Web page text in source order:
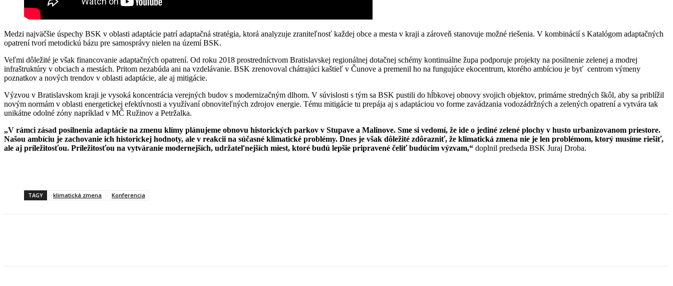
Medzi najväčšie úspechy BSK v oblasti adaptácie patrí adaptačná stratégia, ktorá analyzuje zraniteľnosť každej obce a mesta v kraji a zároveň stanovuje možné riešenia. V kombinácií s Katalógom adaptačných
opatrení tvorí metodickú bázu pre samosprávy nielen na území BSK.
Veľmi dôležité je však financovanie adaptačných opatrení. Od roku 2018 prostredníctvom Bratislavskej regionálnej dotačnej schémy kontinuálne župa podporuje projekty na posilnenie zelenej a modrej
infraštruktúry v obciach a mestách. Pritom nezabúda ani na vzdelávanie. BSK zrenovoval chátrajúci kaštieľ v Čunove a premenil ho na fungujúce ekocentrum, ktorého ambíciou je byť centrom výmeny
poznatkov a nových trendov v oblasti adaptácie, ale aj mitigácie.
Výzvou v Bratislavskom kraji je vysoká koncentrácia verejných budov s modernizačným dlhom. V súvislosti s tým sa BSK pustili do hĺbkovej obnovy svojich objektov, primárne stredných škôl, aby sa priblížil
novým normám v oblasti energetickej efektívnosti a využívaní obnoviteľných zdrojov energie. Tému mitigácie tu prepája aj s adaptáciou vo forme zavádzania vodozádržných a zelených opatrení a vytvára tak
unikátne odolné zóny napríklad v MČ Ružinov a Petržalka.
„V rámci zásad posilnenia adaptácie na zmenu klímy plánujeme obnovu historických parkov v Stupave a Malinove. Sme si vedomí, že ide o jediné zelené plochy v husto urbanizovanom priestore.
Našou ambíciu je zachovanie ich historickej hodnoty, ale v reakcii na súčasné klimatické problémy. Dnes je však dôležité zdôrazniť, že klimatická zmena nie je len problémom, ktorý musíme riešiť,
ale aj príležitosťou. Príležitosťou na vytváranie modernejších, udržateľnejších miest, ktoré budú lepšie pripravené čeliť budúcim výzvam,“ doplnil predseda BSK Juraj Droba.
TAGY klimatická zmena Konferencia